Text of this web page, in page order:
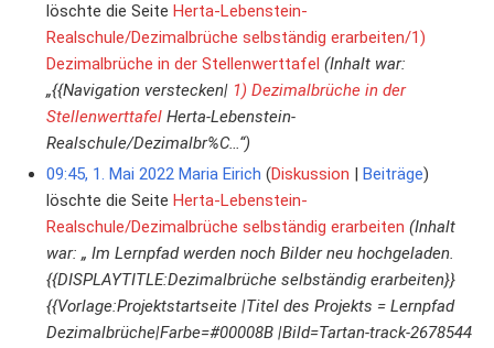
löschte die Seite Herta-Lebenstein-
Realschule/Dezimalbrüche selbständig erarbeiten/1)
Dezimalbrüche in der Stellenwerttafel (Inhalt war:
„{{Navigation verstecken| 1) Dezimalbrüche in der
StellenwerttafelHerta-Lebenstein-
Realschule/Dezimalbr%C…“)
09:45, 1. Mai 2022 Maria Eirich Diskussion
Beiträge
löschte die Seite Herta-Lebenstein-
Realschule/Dezimalbrüche selbständig erarbeiten (Inhalt
war: „ Im Lernpfad werden noch Bilder neu hochgeladen.
{{DISPLAYTITLE:Dezimalbrüche selbständig erarbeiten}}
{{Vorlage:Projektstartseite |Titel des Projekts = Lernpfad
Dezimalbrüche|Farbe=#00008B |Bild=Tartan-track-2678544